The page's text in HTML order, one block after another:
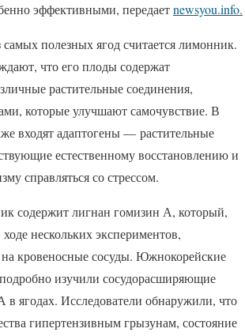
эффективными, передаетnewsyou.info.
полезных ягод считается лимонник.
что его плоды содержат
растительные соединения,
которые улучшают самочувствие. В
входят адаптогены — растительные
естественному восстановлению и
справляться со стрессом.
содержит лигнан гомизин А, который,
нескольких экспериментов,
на кровеносные сосуды. Южнокорейские
изучили сосудорасширяющие
в ягодах. Исследователи обнаружили, что
гипертензивным грызунам, состояние